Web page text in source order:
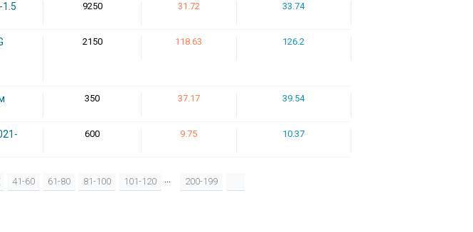
9250 31.72 33.74
2150 118.63 126.2
350 37.17 39.54
600 9.75 10.37
41-60 61-80 81-100 101-120 ... 200-199